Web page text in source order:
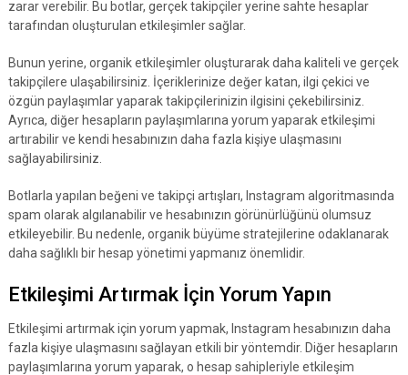
zarar verebilir. Bu botlar, gerçek takipçiler yerine sahte hesaplar
tarafından oluşturulan etkileşimler sağlar.
Bunun yerine, organik etkileşimler oluşturarak daha kaliteli ve gerçek
takipçilere ulaşabilirsiniz. İçeriklerinize değer katan, ilgi çekici ve
özgün paylaşımlar yaparak takipçilerinizin ilgisini çekebilirsiniz.
Ayrıca, diğer hesapların paylaşımlarına yorum yaparak etkileşimi
artırabilir ve kendi hesabınızın daha fazla kişiye ulaşmasını
sağlayabilirsiniz.
Botlarla yapılan beğeni ve takipçi artışları, Instagram algoritmasında
spam olarak algılanabilir ve hesabınızın görünürlüğünü olumsuz
etkileyebilir. Bu nedenle, organik büyüme stratejilerine odaklanarak
daha sağlıklı bir hesap yönetimi yapmanız önemlidir.
Etkileşimi Artırmak İçin Yorum Yapın
Etkileşimi artırmak için yorum yapmak, Instagram hesabınızın daha
fazla kişiye ulaşmasını sağlayan etkili bir yöntemdir. Diğer hesapların
paylaşımlarına yorum yaparak, o hesap sahipleriyle etkileşim